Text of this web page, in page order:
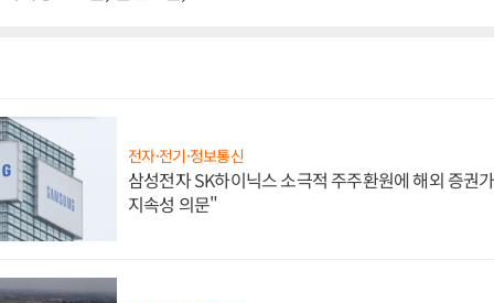
전자·전기·정보통신
삼성전자 SK하이닉스 소극적 주주환원에 해외 증권
지속성 의문"